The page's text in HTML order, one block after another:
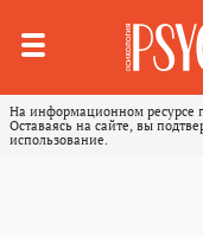
На информационном ресурсе
Оставаясь на сайте, вы
использование.